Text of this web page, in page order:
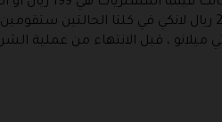
، قبل الانتهاء من عملية